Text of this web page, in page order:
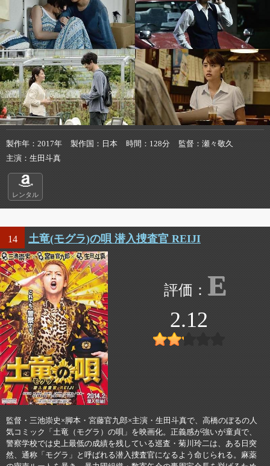
製作年 2017年 製作国 日本 時間 128分 監督
瀬々敬久
主演
生田斗真
レンタル
14 土竜(モグラ)の唄 潜入捜査官 REIJI
E
2.12
監督・三池崇史×脚本・宮藤官九郎×主演・生田斗真で、高橋のぼるの人
気コミック「土竜（モグラ）の唄」を映画化。正義感が強いが童貞で、
警察学校では史上最低の成績を残している巡査・菊川玲二は、ある日突
然、通称「モグラ」と呼ばれる潜入捜査官になるよう命じられる。麻薬